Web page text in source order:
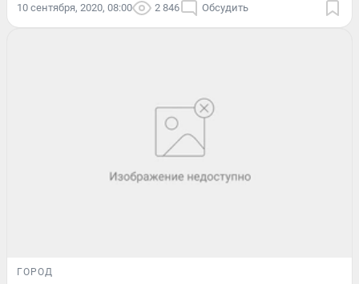
10 сентября, 2020, 08:00 2 846 Обсудить
ГОРОД